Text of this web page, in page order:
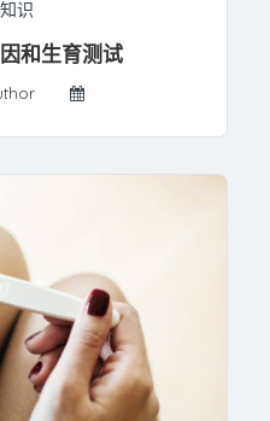
识
和生育测试